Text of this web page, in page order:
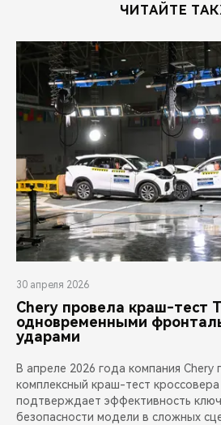
ЧИТАЙТЕ
30 апреля 2026
Chery провела краш-тест
одновременными
ударами
В апреле 2026 года компания Chery
комплексный краш-тест
подтверждает эффективность
безопасности модели в сложных